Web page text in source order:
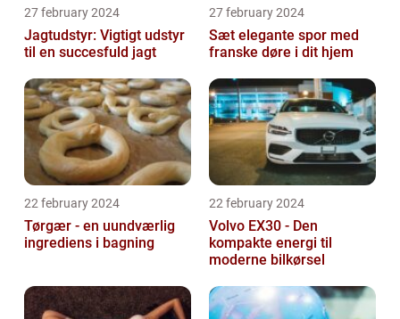
27 february 2024
Jagtudstyr: Vigtigt udstyr
til en succesfuld jagt
27 february 2024
Sæt elegante spor med
franske døre i dit hjem
22 february 2024
Tørgær - en uundværlig
ingrediens i bagning
22 february 2024
Volvo EX30 - Den
kompakte energi til
moderne bilkørsel